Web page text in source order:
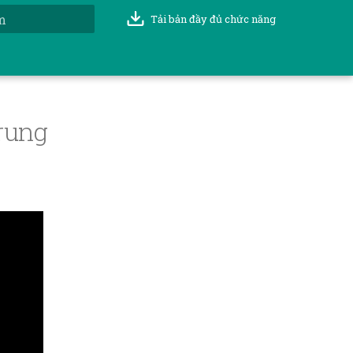
Tải bản đầy đủ chức năng